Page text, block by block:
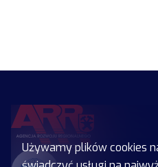
Używamy plików cookies